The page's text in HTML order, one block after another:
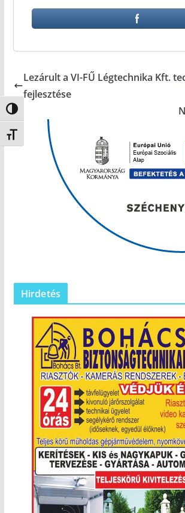
Nagy kontraszt váltása
Betűméret váltása
Lezárult a VI-FŰ Légtechnika Kft.
fejlesztése
Hirdetés